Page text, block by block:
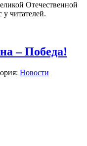
Отечественной
читателей.
– Победа!
Новости